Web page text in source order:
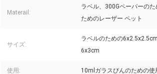
Materail:
ラベル、300Gペーパーの
ためのレーザー ペット
サイズ:
ラベルのための
6x3cm
使用: 10mlガラスびんのための使